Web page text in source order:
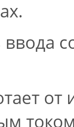
от